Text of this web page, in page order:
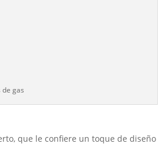
gas
que le confiere un toque de diseño